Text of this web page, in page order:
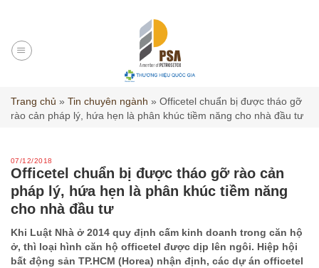
content
Trang chủ » Tin chuyên ngành » Officetel chuẩn bị được tháo gỡ
rào cản pháp lý, hứa hẹn là phân khúc tiềm năng cho nhà đầu tư
07/12/2018
Officetel chuẩn bị được tháo gỡ rào cản
pháp lý, hứa hẹn là phân khúc tiềm năng
cho nhà đầu tư
Khi Luật Nhà ở 2014 quy định cấm kinh doanh trong căn hộ
ở, thì loại hình căn hộ officetel được dịp lên ngôi. Hiệp hội
bất động sản TP.HCM (Horea) nhận định, các dự án officetel